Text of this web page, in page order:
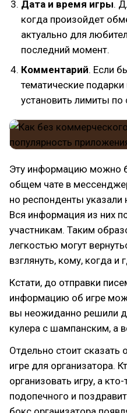
Дата и время игры.
когда произойдет
актуально для
последний момент.
Комментарий. Если
тематические
установить лимиты по
Эту информацию можно
общем чате в
но респонденты указали
Вся информация из них
участникам. Таким
легкостью могут
взглянуть, кому, когда и
Кстати, до отправки
информацию об игре
вы неожиданно решили
кулера с шампанским, а
Отдельно стоит сказать
игре для организатора.
организовать игру, а
подопечного и